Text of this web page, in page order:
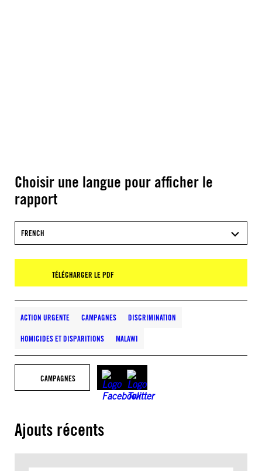
Choisir une langue pour afficher le
rapport
FRENCH
TÉLÉCHARGER LE PDF
ACTION URGENTE CAMPAGNES DISCRIMINATION
HOMICIDES ET DISPARITIONS MALAWI
CAMPAGNES
Ajouts récents